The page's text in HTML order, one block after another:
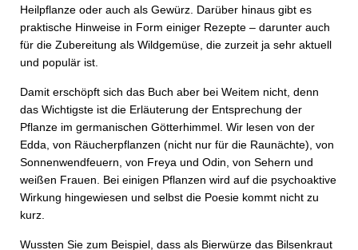
Heilpflanze oder auch als Gewürz. Darüber hinaus gibt es
praktische Hinweise in Form einiger Rezepte – darunter auch
für die Zubereitung als Wildgemüse, die zurzeit ja sehr aktuell
und populär ist.
Damit erschöpft sich das Buch aber bei Weitem nicht, denn
das Wichtigste ist die Erläuterung der Entsprechung der
Pflanze im germanischen Götterhimmel. Wir lesen von der
Edda, von Räucherpflanzen (nicht nur für die Raunächte), von
Sonnenwendfeuern, von Freya und Odin, von Sehern und
weißen Frauen. Bei einigen Pflanzen wird auf die psychoaktive
Wirkung hingewiesen und selbst die Poesie kommt nicht zu
kurz.
Wussten Sie zum Beispiel, dass als Bierwürze das Bilsenkraut